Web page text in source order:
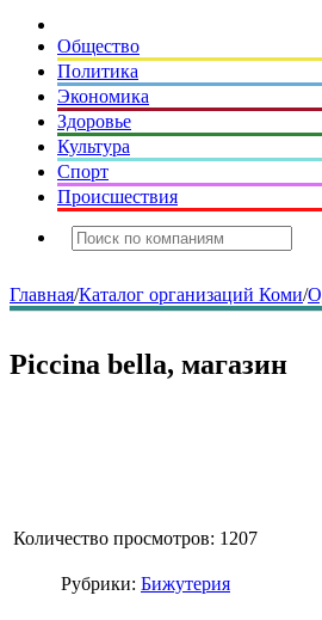
Общество
Политика
Экономика
Здоровье
Культура
Спорт
Происшествия
Главная/Каталог организаций Коми/
Piccina bella, магазин
Количество просмотров: 1207
Рубрики: Бижутерия